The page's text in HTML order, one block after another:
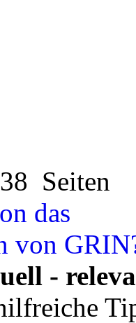
Seiten
das
von
-